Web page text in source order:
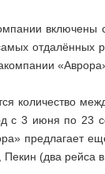
отдалённых
количество
с 3 июня по 23
предлагает
Пекин (два